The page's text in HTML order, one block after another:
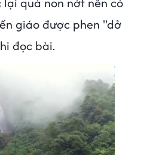
giáo được phen "dở
đọc bài.